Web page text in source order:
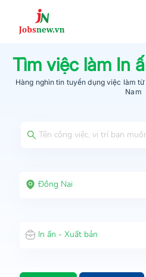
Tìm việc làm In
Hàng nghìn tin tuyển dụng việc làm từ
Nam
Đồng Nai
In ấn - Xuất bản